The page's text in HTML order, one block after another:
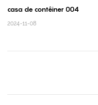
casa de contêiner 004
2024-11-08